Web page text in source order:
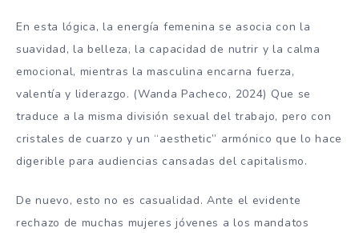
En esta lógica, la energía femenina se asocia con la
suavidad, la belleza, la capacidad de nutrir y la calma
emocional, mientras la masculina encarna fuerza,
valentía y liderazgo. (Wanda Pacheco, 2024) Que se
traduce a la misma división sexual del trabajo, pero con
cristales de cuarzo y un “aesthetic” armónico que lo hace
digerible para audiencias cansadas del capitalismo.
De nuevo, esto no es casualidad. Ante el evidente
rechazo de muchas mujeres jóvenes a los mandatos